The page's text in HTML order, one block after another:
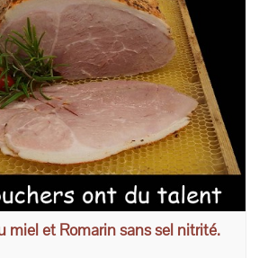
miel et Romarin sans sel nitrité.